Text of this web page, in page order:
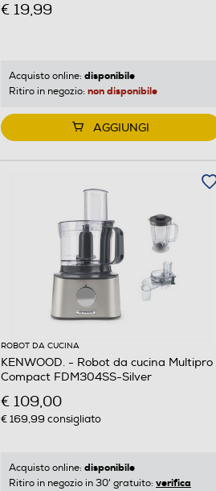
€ 19,99
Acquisto online: disponibile
Ritiro in negozio: non disponibile
AGGIUNGI
ROBOT DA CUCINA
KENWOOD. - Robot da cucina Multipro
Compact FDM304SS-Silver
€ 109,00
€ 169,99 consigliato
Acquisto online: disponibile
Ritiro in negozio in 30' gratuito: verifica